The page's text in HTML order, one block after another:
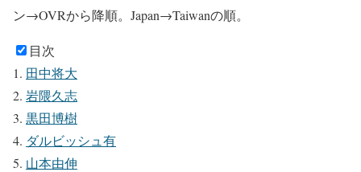
ン→OVRから降順。Japan→Taiwanの順。
目次
田中将大
岩隈久志
黒田博樹
ダルビッシュ有
山本由伸